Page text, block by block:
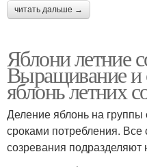
читать дальше →
Яблони летние
Выращивание и
яблонь летних
Деление яблонь на
сроками потребления. Все
созревания подразделяют